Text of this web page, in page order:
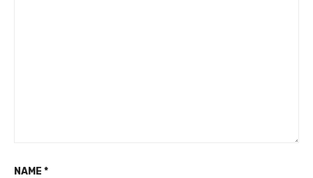
NAME *